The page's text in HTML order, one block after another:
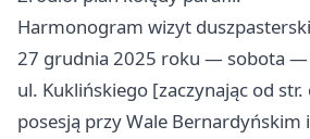
Harmonogram wizyt
27 grudnia 2025 roku — sobota —
ul. Kuklińskiego [zaczynając od
posesją przy Wale Bernardyńskim